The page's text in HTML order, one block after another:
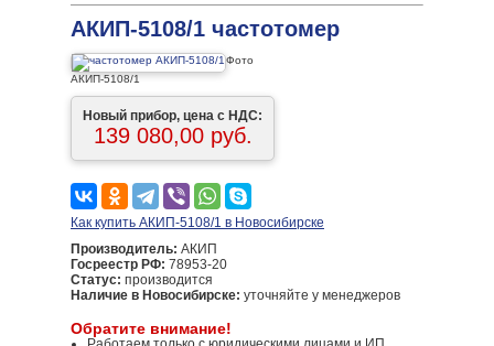
АКИП-5108/1 частотомер
Фото
АКИП-5108/1
Новый прибор, цена с НДС:
139 080,00 руб.
Как купить АКИП-5108/1 в Новосибирске
Производитель: АКИП
Госреестр РФ: 78953-20
Статус: производится
Наличие в Новосибирске: уточняйте у менеджеров
Обратите внимание!